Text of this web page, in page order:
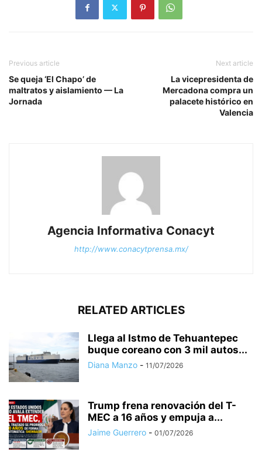
Previous article
Se queja ‘El Chapo’ de
maltratos y aislamiento — La
Jornada
Next article
La vicepresidenta de
Mercadona compra un
palacete histórico en
Valencia
Agencia Informativa Conacyt
http://www.conacytprensa.mx/
RELATED ARTICLES
Llega al Istmo de Tehuantepec
buque coreano con 3 mil autos...
Diana Manzo - 11/07/2026
Trump frena renovación del T-
MEC a 16 años y empuja a...
Jaime Guerrero - 01/07/2026